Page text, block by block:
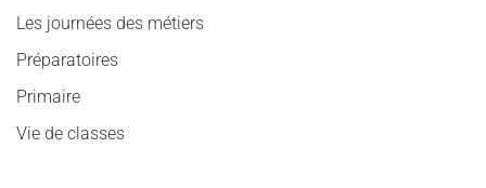
Les journées des métiers
Préparatoires
Primaire
Vie de classes